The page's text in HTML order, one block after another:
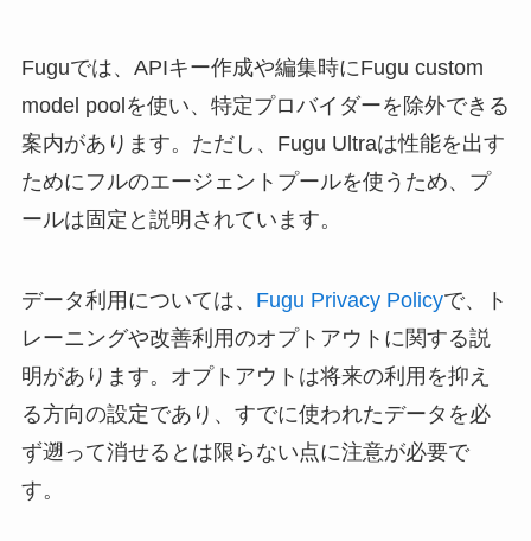
Fuguでは、APIキー作成や編集時にFugu custom
model poolを使い、特定プロバイダーを除外できる
案内があります。ただし、Fugu Ultraは性能を出す
ためにフルのエージェントプールを使うため、プ
ールは固定と説明されています。
データ利用については、 Fugu Privacy Policyで、ト
レーニングや改善利用のオプトアウトに関する説
明があります。オプトアウトは将来の利用を抑え
る方向の設定であり、すでに使われたデータを必
ず遡って消せるとは限らない点に注意が必要で
す。